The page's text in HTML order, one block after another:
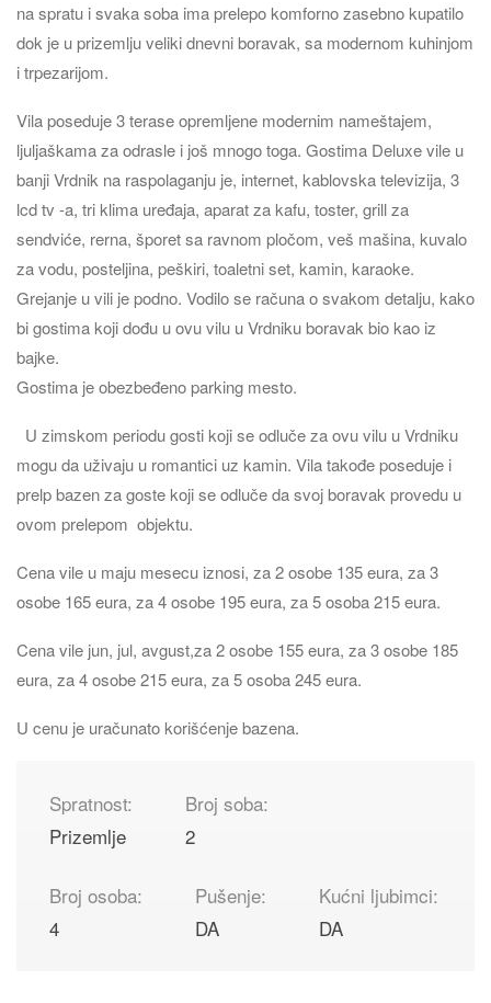
na spratu i svaka soba ima prelepo komforno zasebno kupatilo
dok je u prizemlju veliki dnevni boravak, sa modernom kuhinjom
i trpezarijom.
Vila poseduje 3 terase opremljene modernim nameštajem,
ljuljaškama za odrasle i još mnogo toga. Gostima Deluxe vile u
banji Vrdnik na raspolaganju je, internet, kablovska televizija, 3
lcd tv -a, tri klima uređaja, aparat za kafu, toster, grill za
sendviće, rerna, šporet sa ravnom pločom, veš mašina, kuvalo
za vodu, posteljina, peškiri, toaletni set, kamin, karaoke.
Grejanje u vili je podno. Vodilo se računa o svakom detalju, kako
bi gostima koji dođu u ovu vilu u Vrdniku boravak bio kao iz
bajke.
Gostima je obezbeđeno parking mesto.
U zimskom periodu gosti koji se odluče za ovu vilu u Vrdniku
mogu da uživaju u romantici uz kamin. Vila takođe poseduje i
prelp bazen za goste koji se odluče da svoj boravak provedu u
ovom prelepom objektu.
Cena vile u maju mesecu iznosi, za 2 osobe 135 eura, za 3
osobe 165 eura, za 4 osobe 195 eura, za 5 osoba 215 eura.
Cena vile jun, jul, avgust,za 2 osobe 155 eura, za 3 osobe 185
eura, za 4 osobe 215 eura, za 5 osoba 245 eura.
U cenu je uračunato korišćenje bazena.
Spratnost:
Prizemlje
Broj soba:
2
Broj osoba:
4
Pušenje:
DA
Kućni ljubimci:
DA